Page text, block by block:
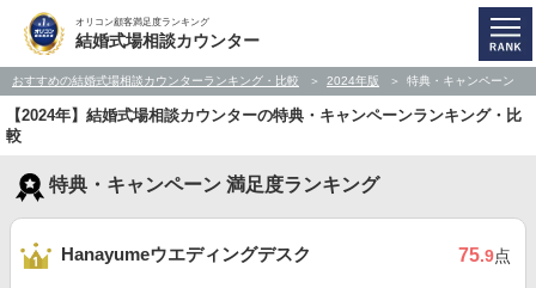
オリコン顧客満足度ランキング
結婚式場相談カウンター
おすすめの結婚式場相談カウンターランキング・比較 2024年版 特典・キャンペーン
【2024年】結婚式場相談カウンターの特典・キャンペーンランキング・比
較
特典・キャンペーン 満足度ランキング
Hanayumeウエディングデスク 75.9点